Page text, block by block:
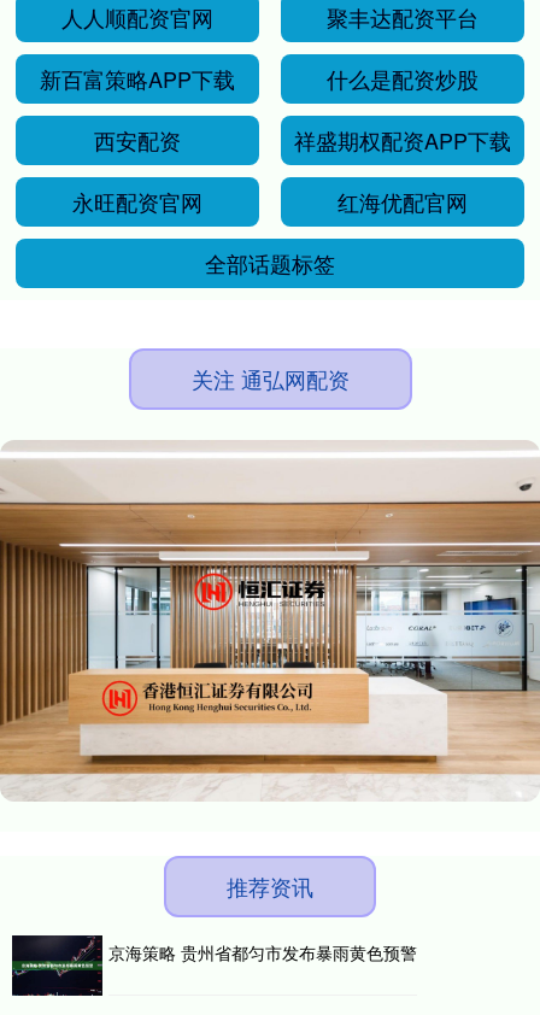
人人顺配资官网
聚丰达配资平台
新百富策略APP下载
什么是配资炒股
西安配资
祥盛期权配资APP下载
永旺配资官网
红海优配官网
全部话题标签
关注 通弘网配资
推荐资讯
京海策略 贵州省都匀市发布暴雨黄色预警